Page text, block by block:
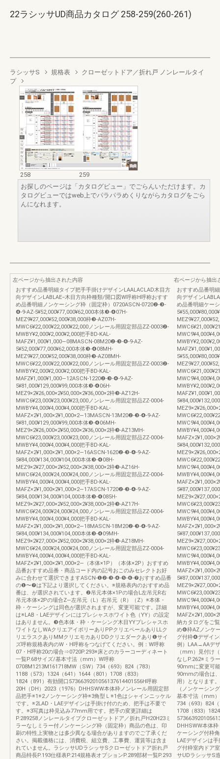
22ラシッサUD商品カタログ 258-259(260-261)
ラシッサS 規格表
クローゼットドア／折れ戸 ノンレールタイ
プ
258
259
お探しのページは「カタログビュー」でごらんいただけます。カ
タログビューではweb上でパラパラめくりながらカタログをごら
んになれます。
左ページから抽出された内容
おすすめ品番明細タイプ把手手掛けデザインLAALACLAD木目方
向デザインLABLAE−木目方向枠種類/開口図W呼称H呼称おすす
め品番明細ノンケーシング枠（固定枠）0720ASCN-0720❷-❸-
❹-9-AZ-5¥52,000¥77,000¥62,000本体❸-❹07H-
MEZ9¥27,000¥52,000¥38,000枠❸-AZ07H-
MWC6¥22,000¥22,000¥22,000ノンレール用固定部品ZZ-0003❷-
MWBY¥2,000¥2,000¥2,000把手BD-KAL-
MAFZ¥1,000¥1,000―08MASCN-08M20❷-❸-❹-9-AZ-
5¥52,000¥77,000¥62,000本体❸-❹08MH-
MEZ9¥27,000¥52,000¥38,000枠❸-AZ08MH-
MWC6¥22,000¥22,000¥22,000ノンレール用固定部品ZZ-0003❷-
MWBY¥2,000¥2,000¥2,000把手BD-KAL-
MAFZ¥1,000¥1,000―12ASCN-1220❷-❸-❹-9-AZ-
5¥81,000¥129,000¥99,000本体❸-❹06H-
MEZ9×2¥26,000×2¥50,000×2¥36,000×2枠❸-AZ12H-
MWC6¥23,000¥23,000¥23,000ノンレール用固定部品ZZ-0004-
MWBY¥4,000¥4,000¥4,000把手BD-KAL-
MAFZ×2¥1,000×2¥1,000×2―13MASCN-13M20❷-❸-❹-9-AZ-
5¥81,000¥129,000¥99,000本体❸-❹06MH-
MEZ9×2¥26,000×2¥50,000×2¥36,000×2枠❸-AZ13MH-
MWC6¥23,000¥23,000¥23,000ノンレール用固定部品ZZ-0004-
MWBY¥4,000¥4,000¥4,000把手BD-KAL-
MAFZ×2¥1,000×2¥1,000×2―16ASCN-1620❷-❸-❹-9-AZ-
5¥84,000¥134,000¥104,000本体❸-❹08H-
MEZ9×2¥27,000×2¥52,000×2¥38,000×2枠❸-AZ16H-
MWC6¥24,000¥24,000¥24,000ノンレール用固定部品ZZ-0004-
MWBY¥4,000¥4,000¥4,000把手BD-KAL-
MAFZ×2¥1,000×2¥1,000×2―17ASCN-1720❷-❸-❹-9-AZ-
5¥84,000¥134,000¥104,000本体❸-❹085H-
MEZ9×2¥27,000×2¥52,000×2¥38,000×2枠❸-AZ17H-
MWC6¥24,000¥24,000¥24,000ノンレール用固定部品ZZ-0004-
MWBY¥4,000¥4,000¥4,000把手BD-KAL-
MAFZ×2¥1,000×2¥1,000×2―18MASCN-18M20❷-❸-❹-9-AZ-
5¥84,000¥134,000¥104,000本体❸-❹09MH-
MEZ9×2¥27,000×2¥52,000×2¥38,000×2枠❸-AZ18MH-
MWC6¥24,000¥24,000¥24,000ノンレール用固定部品ZZ-0004-
MWBY¥4,000¥4,000¥4,000把手BD-KAL-
MAFZ×2¥1,000×2¥1,000×2―（本体×1P）（本体×2P）おすすめ
品番おすすめ品番・商品コード内の記号おこのみセレクトお好
みに合わせて選択できますASCN-❶❷-❸-❹-❺-❻-❼おすすめ品番
の❶〜❼は下記より選択してください。※規格表内のおすすめ品
番は、が選択されています。❷吊元本体×1Pの場合L左吊元R右
吊元本体×2Pの場合Z—左吊元（L）右吊元（R）（Z）※本体・
枠・ケーシングは同色が選択されますが、変更可能です。詳細
は※LAB・LAEデザインにはプレシャスホワイト色（YY）の設定
はありません。❸色本体・枠・ケーシング木目YYプレシャスホ
ワイトなしWAクリエアイボリーありPPクリエペールありLLク
リエラスクありMMクリエモカありDDクリエダークあり❶サイ
ズ呼称規格表内のW・H呼称をつなげてください。例：W呼称
07・H呼称20の場合⇒0720P.293※床とのカラーコーディネート
一覧P.68サイズ/基本寸法（mm）W呼称
0708M1213M161718MW（SW）734（693）824（783）
1188（573）1324（641）1644（801）1708（833）
1824（891）有効開口5736639201056137614401556H呼称
20H（DH）2023（1976）DHHSWW本体枠ノンレール用固定部
品把手※1※2ノンケーシング枠※3角型Ｌ※1色はシャインニッケル
です。※2LAD・LAEデザインは手掛け付のため、把手は不要で
す。※3写真は枠見込み77mm用です。把手の変更詳細は
P.289258ノンレールタイプクローゼットドア／折れ戸H20H23ミ
ラーなしミラー付ノンケーシング枠（固定枠）商品の色は、印
刷の特性上実物とは多少異なる場合がありますのでご了承くだ
さい。掲載価格には、消費税、組立費、工事費、運賃等は含ま
れていません。ラシッサUDラシッサSクローゼットドア折れ戸
商品特長P.193仕様表P.214規格表オプションP.289部材一覧P.293
右ページから抽出
おすすめ品番明
向デザイン
め品番明細ケー
納カタログをご
め❻枠AZノンケ
グ付枠❹デザイ
例）LAA→AAデ
（mm）見付け
なしP.262※ミラ
90mmに変更可
90mmの場合は
用）となります
（ノンケーシン
基本寸法（mm
734（693）824
1708（833）
DHHSWW本体
ケーシング付枠
LAEデザインは
グ付枠室内ドア
サUDラシッサS